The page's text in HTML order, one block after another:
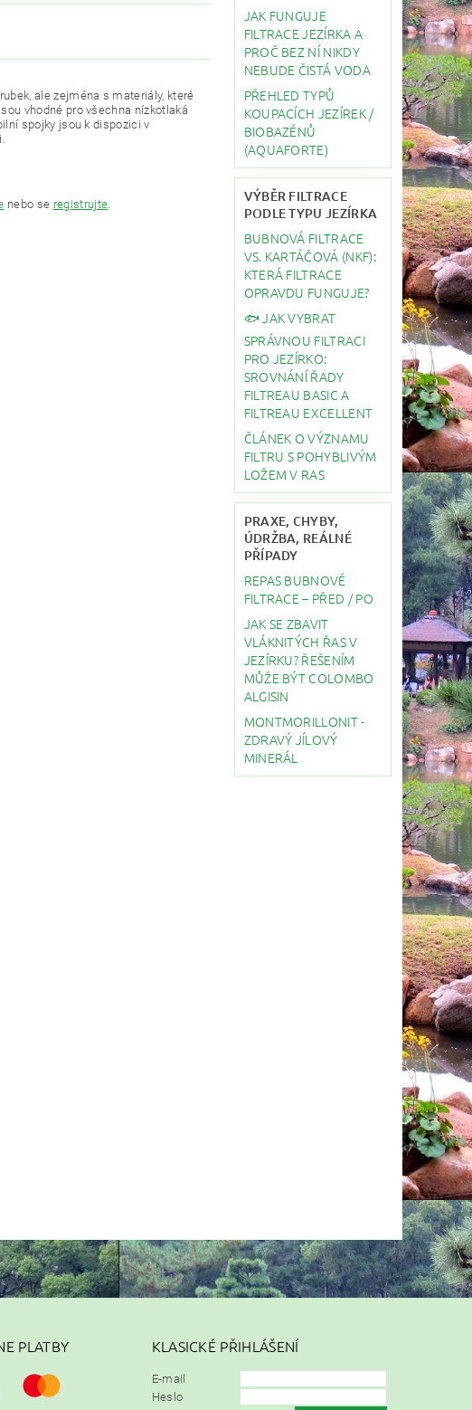
ale zejména s materiály, které
vhodné pro všechna nízkotlaká
spojky jsou k dispozici v
nebo se registrujte
JAK FUNGUJE
FILTRACE JEZÍRKA A
PROČ BEZ NÍ NIKDY
NEBUDE ČISTÁ VODA
PŘEHLED TYPŮ
KOUPACÍCH JEZÍREK /
BIOBAZÉNŮ
(AQUAFORTE)
VÝBĚR FILTRACE
PODLE TYPU JEZÍRKA
BUBNOVÁ FILTRACE
VS. KARTÁČOVÁ (NKF):
KTERÁ FILTRACE
OPRAVDU FUNGUJE?
🐟 JAK VYBRAT
SPRÁVNOU FILTRACI
PRO JEZÍRKO:
SROVNÁNÍ ŘADY
FILTREAU BASIC A
FILTREAU EXCELLENT
ČLÁNEK O VÝZNAMU
FILTRU S POHYBLIVÝM
LOŽEM V RAS
PRAXE, CHYBY,
ÚDRŽBA, REÁLNÉ
PŘÍPADY
REPAS BUBNOVÉ
FILTRACE – PŘED / PO
JAK SE ZBAVIT
VLÁKNITÝCH ŘAS V
JEZÍRKU? ŘEŠENÍM
MŮŽE BÝT COLOMBO
ALGISIN
MONTMORILLONIT -
ZDRAVÝ JÍLOVÝ
MINERÁL
PLATBY KLASICKÉ PŘIHLÁŠENÍ
E-mail
Heslo